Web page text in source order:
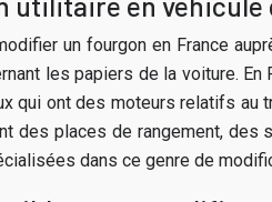
un fourgon en France
les papiers de la voiture.
qui ont des moteurs relatifs au
des places de rangement,
dans ce genre de